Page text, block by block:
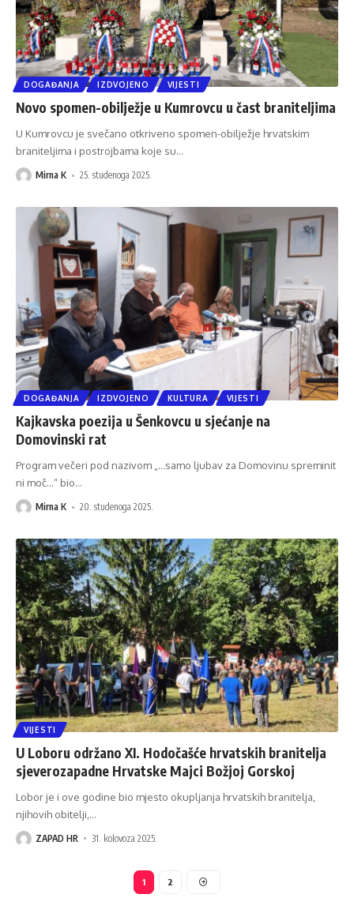
DOGAĐANJA IZDVOJENO VIJESTI
Novo spomen-obilježje u Kumrovcu u čast braniteljima
U Kumrovcu je svečano otkriveno spomen-obilježje hrvatskim
braniteljima i postrojbama koje su…
Mirna K 25. studenoga 2025.
DOGAĐANJA IZDVOJENO KULTURA VIJESTI
Kajkavska poezija u Šenkovcu u sjećanje na
Domovinski rat
Program večeri pod nazivom „...samo ljubav za Domovinu spreminit
ni moč...“ bio…
Mirna K 20. studenoga 2025.
VIJESTI
U Loboru održano XI. Hodočašće hrvatskih branitelja
sjeverozapadne Hrvatske Majci Božjoj Gorskoj
Lobor je i ove godine bio mjesto okupljanja hrvatskih branitelja,
njihovih obitelji, …
ZAPAD HR 31. kolovoza 2025.
1 2